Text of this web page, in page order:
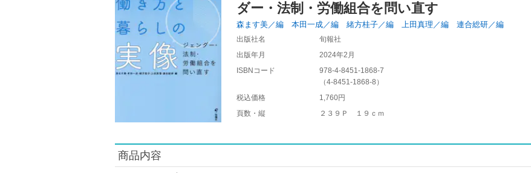
ダー・法制・労働組合を問い直す
森ます美／編 本田一成／編 緒方桂子／編 上田真理／編 連合総研／編
出版社名
旬報社
出版年月
2024年2月
ISBNコード
978-4-8451-1868-7
（4-8451-1868-8 ）
税込価格
1,760円
頁数・縦
２３９Ｐ １９ｃｍ
商品内容